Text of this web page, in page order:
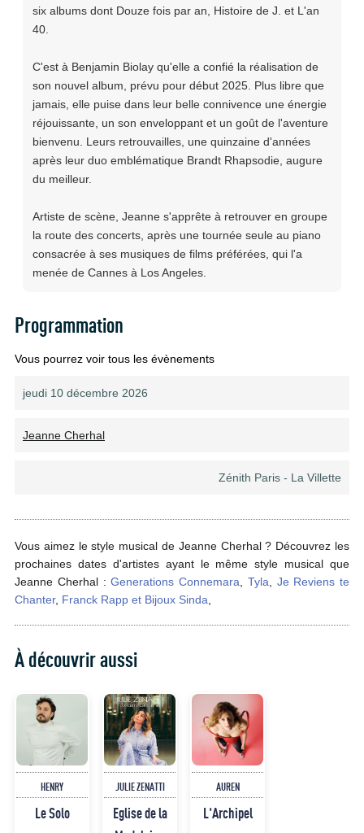
six albums dont Douze fois par an, Histoire de J. et L'an
40.
C'est à Benjamin Biolay qu'elle a confié la réalisation de
son nouvel album, prévu pour début 2025. Plus libre que
jamais, elle puise dans leur belle connivence une énergie
réjouissante, un son enveloppant et un goût de l'aventure
bienvenu. Leurs retrouvailles, une quinzaine d'années
après leur duo emblématique Brandt Rhapsodie, augure
du meilleur.
Artiste de scène, Jeanne s'apprête à retrouver en groupe
la route des concerts, après une tournée seule au piano
consacrée à ses musiques de films préférées, qui l'a
menée de Cannes à Los Angeles.
Programmation
Vous pourrez voir tous les évènements
jeudi 10 décembre 2026
Jeanne Cherhal
Zénith Paris - La Villette
Vous aimez le style musical de Jeanne Cherhal ? Découvrez les
prochaines dates d'artistes ayant le même style musical que
Jeanne Cherhal :Generations Connemara Tyla
Je Reviens te
Chanter, Franck Rapp et Bijoux Sinda
À découvrir aussi
HENRY
Le Solo
JULIE ZENATTI
Eglise de la
AUREN
L'Archipel